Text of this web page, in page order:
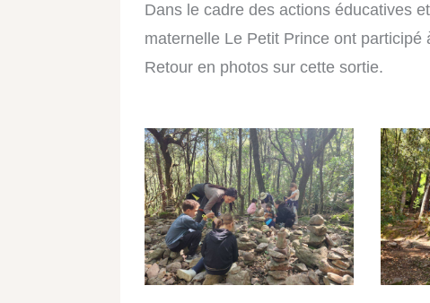
Dans le cadre des actions éducatives
maternelle Le Petit Prince ont
Retour en photos sur cette sortie.